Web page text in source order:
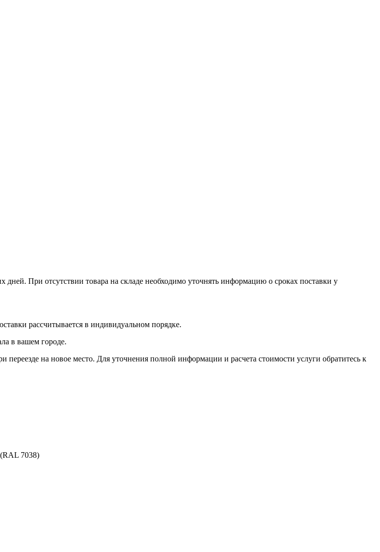
дней. При отсутствии товара на складе необходимо уточнять информацию о сроках поставки у
рассчитывается в индивидуальном порядке.
в вашем городе.
на новое место. Для уточнения полной информации и расчета стоимости услуги обратитесь к
(RAL 7038)